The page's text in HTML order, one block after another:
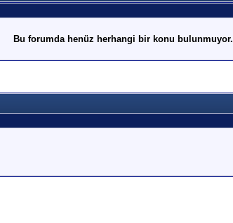
Bu forumda henüz herhangi bir konu bulunmuyor.